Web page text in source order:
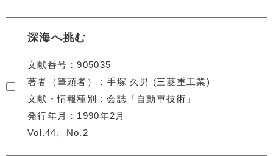
深海へ挑む
文献番号
905035
著者（筆頭者）
手塚 久男 (三菱重工業)
文献・情報種別
会誌「自動車技術」
発行年月
1990年2月
Vol.44
No.2